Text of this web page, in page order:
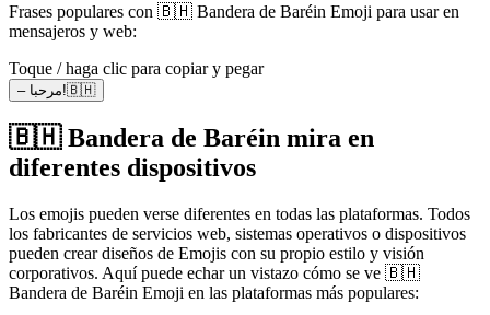
Frases populares con 🇧🇭 Bandera de Baréin Emoji para usar en
mensajeros y web:
Toque / haga clic para copiar y pegar
– مرحبا!🇧🇭
🇧🇭 Bandera de Baréin mira en
diferentes dispositivos
Los emojis pueden verse diferentes en todas las plataformas. Todos
los fabricantes de servicios web, sistemas operativos o dispositivos
pueden crear diseños de Emojis con su propio estilo y visión
corporativos. Aquí puede echar un vistazo cómo se ve 🇧🇭
Bandera de Baréin Emoji en las plataformas más populares: